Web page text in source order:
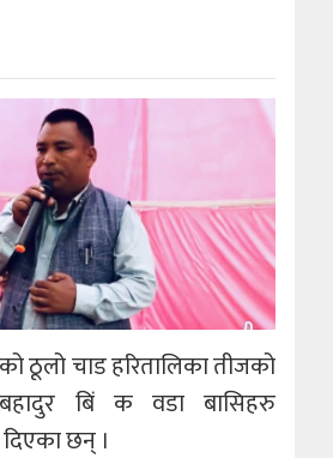
ठूलो चाड हरितालिका तीजको
बिं क वडा बासिहरु
छन् ।